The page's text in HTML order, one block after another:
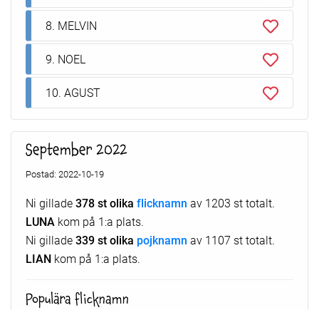
8. MELVIN
9. NOEL
10. AGUST
September 2022
Postad: 2022-10-19
Ni gillade378 st olika flicknamn av 1203 st totalt.
LUNA kom på 1:a plats.
Ni gillade339 st olika pojknamn av 1107 st totalt.
LIAN kom på 1:a plats.
Populära flicknamn